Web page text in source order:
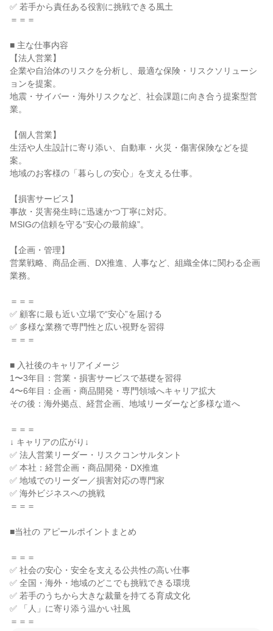
✅ 若手から責任ある役割に挑戦できる風土
＝＝＝
■ 主な仕事内容
【法人営業】
企業や自治体のリスクを分析し、最適な保険・リスクソリューシ
ョンを提案。
地震・サイバー・海外リスクなど、社会課題に向き合う提案型営
業。
【個人営業】
生活や人生設計に寄り添い、自動車・火災・傷害保険などを提
案。
地域のお客様の「暮らしの安心」を支える仕事。
【損害サービス】
事故・災害発生時に迅速かつ丁寧に対応。
MSIGの信頼を守る“安心の最前線”。
【企画・管理】
営業戦略、商品企画、DX推進、人事など、組織全体に関わる企画
業務。
＝＝＝
✅ 顧客に最も近い立場で“安心”を届ける
✅ 多様な業務で専門性と広い視野を習得
＝＝＝
■ 入社後のキャリアイメージ
1〜3年目：営業・損害サービスで基礎を習得
4〜6年目：企画・商品開発・専門領域へキャリア拡大
その後：海外拠点、経営企画、地域リーダーなど多様な道へ
＝＝＝
↓ キャリアの広がり↓
✅ 法人営業リーダー・リスクコンサルタント
✅ 本社：経営企画・商品開発・DX推進
✅ 地域でのリーダー／損害対応の専門家
✅ 海外ビジネスへの挑戦
＝＝＝
■当社の アピールポイントまとめ
＝＝＝
✅ 社会の安心・安全を支える公共性の高い仕事
✅ 全国・海外・地域のどこでも挑戦できる環境
✅ 若手のうちから大きな裁量を持てる育成文化
✅ 「人」に寄り添う温かい社風
＝＝＝